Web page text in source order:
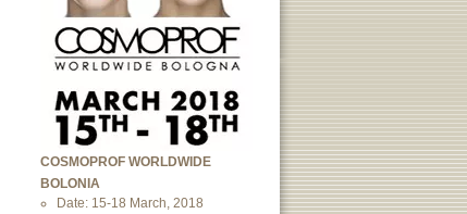
COSMOPROF WORLDWIDE
BOLONIA
Date: 15-18 March, 2018